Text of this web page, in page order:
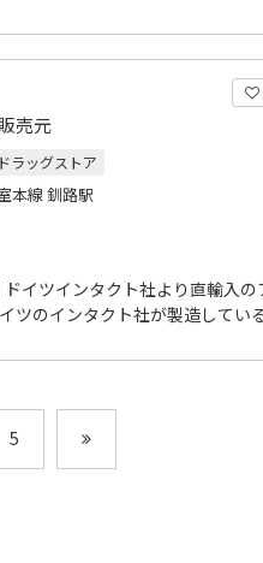
売元
ラッグストア
本線 釧路駅
イツインタクト社より直輸入の
ツのインタクト社が製造してい
5